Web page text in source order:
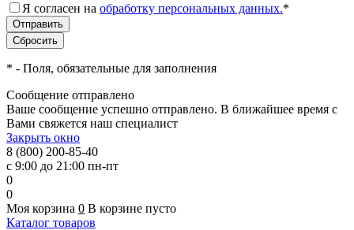
Я согласен на обработку персональных данных.*
* - Поля, обязательные для заполнения
Сообщение отправлено
Ваше сообщение успешно отправлено. В ближайшее время с
Вами свяжется наш специалист
Закрыть окно
8 (800) 200-85-40
с 9:00 до 21:00 пн-пт
0
0
Моя корзина 0 В корзине пусто
Каталог товаров